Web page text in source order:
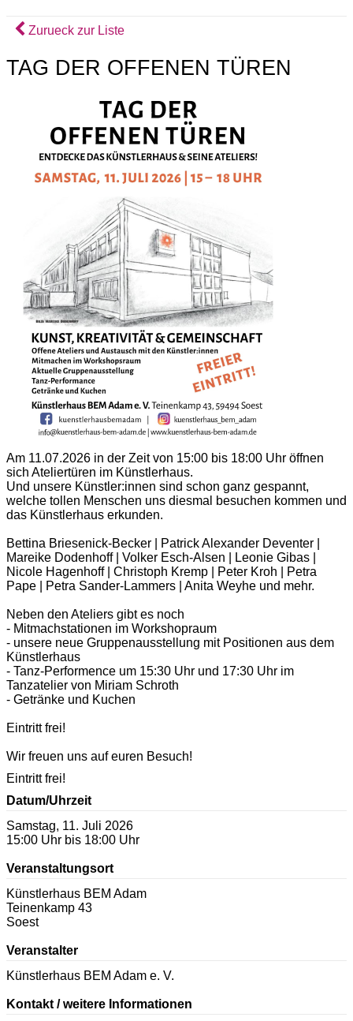
Zurueck zur Liste
TAG DER OFFENEN TÜREN
Am 11.07.2026 in der Zeit von 15:00 bis 18:00 Uhr öffnen
sich Ateliertüren im Künstlerhaus.
Und unsere Künstler:innen sind schon ganz gespannt,
welche tollen Menschen uns diesmal besuchen kommen und
das Künstlerhaus erkunden.
Bettina Briesenick-Becker | Patrick Alexander Deventer |
Mareike Dodenhoff | Volker Esch-Alsen | Leonie Gibas |
Nicole Hagenhoff | Christoph Kremp | Peter Kroh | Petra
Pape | Petra Sander-Lammers | Anita Weyhe und mehr.
Neben den Ateliers gibt es noch
- Mitmachstationen im Workshopraum
- unsere neue Gruppenausstellung mit Positionen aus dem
Künstlerhaus
- Tanz-Performence um 15:30 Uhr und 17:30 Uhr im
Tanzatelier von Miriam Schroth
- Getränke und Kuchen
Eintritt frei!
Wir freuen uns auf euren Besuch!
Eintritt frei!
Datum/Uhrzeit
Samstag, 11. Juli 2026
15:00 Uhr bis 18:00 Uhr
Veranstaltungsort
Künstlerhaus BEM Adam
Teinenkamp 43
Soest
Veranstalter
Künstlerhaus BEM Adam e. V.
Kontakt / weitere Informationen